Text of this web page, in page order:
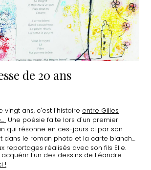
de 20 ans
vingt ans, c'est l'histoire entre Gilles
Une poésie faite lors d'un premier
qui résonne en ces-jours ci par son
dans le roman photo et la carte blanche
reportages réalisés avec son fils Elie.
acquérir l'un des dessins de Léandre
!